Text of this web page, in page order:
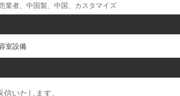
業者、中国製、中国、カスタマイズ
室設備
いたします。